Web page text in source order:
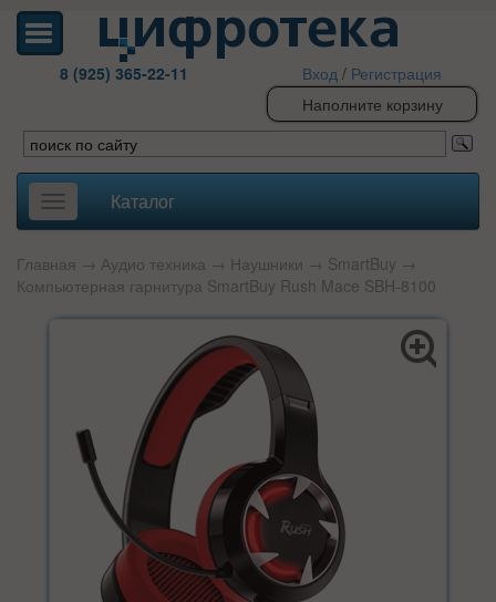
8 (925) 365-22-11 Вход / Регистрация
Наполните корзину
Toggle
navigation
Каталог
Главная → Аудио техника → Наушники → SmartBuy →
Компьютерная гарнитура SmartBuy Rush Mace SBH-8100